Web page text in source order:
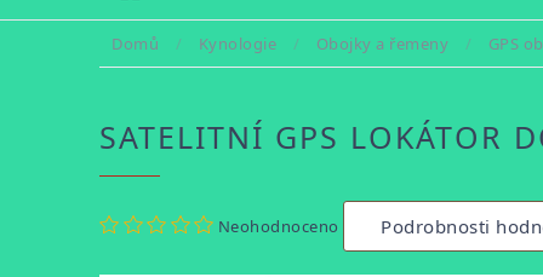
Domů / Kynologie / Obojky a řemeny / GPS
SATELITNÍ GPS LOKÁTOR
hodnocení
Neohodnoceno Podrobnosti